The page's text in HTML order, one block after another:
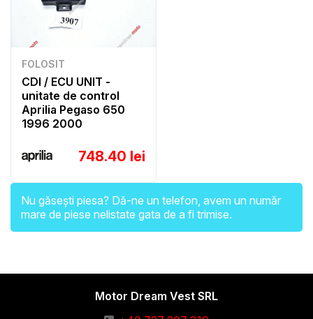
FOLOSIT
CDI / ECU UNIT -
unitate de control
Aprilia Pegaso 650
1996 2000
748.40 lei
Nu găsești piesa? Dă-ne un telefon, avem un număr
mare de piese nelistate gata de a fi trimise.
Motor Dream Vest SRL